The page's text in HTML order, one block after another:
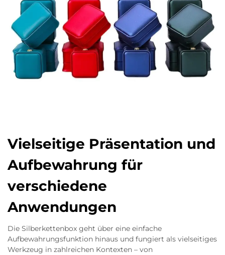
Vielseitige Präsentation und
Aufbewahrung für
verschiedene
Anwendungen
Die Silberkettenbox geht über eine einfache
Aufbewahrungsfunktion hinaus und fungiert als vielseitiges
Werkzeug in zahlreichen Kontexten – von